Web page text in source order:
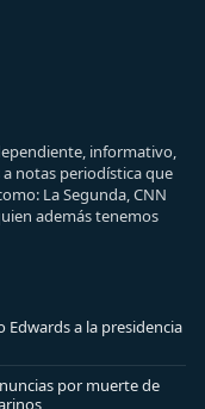
informativo,
a notas periodística que
La Segunda, CNN
además tenemos
a la presidencia
por muerte de